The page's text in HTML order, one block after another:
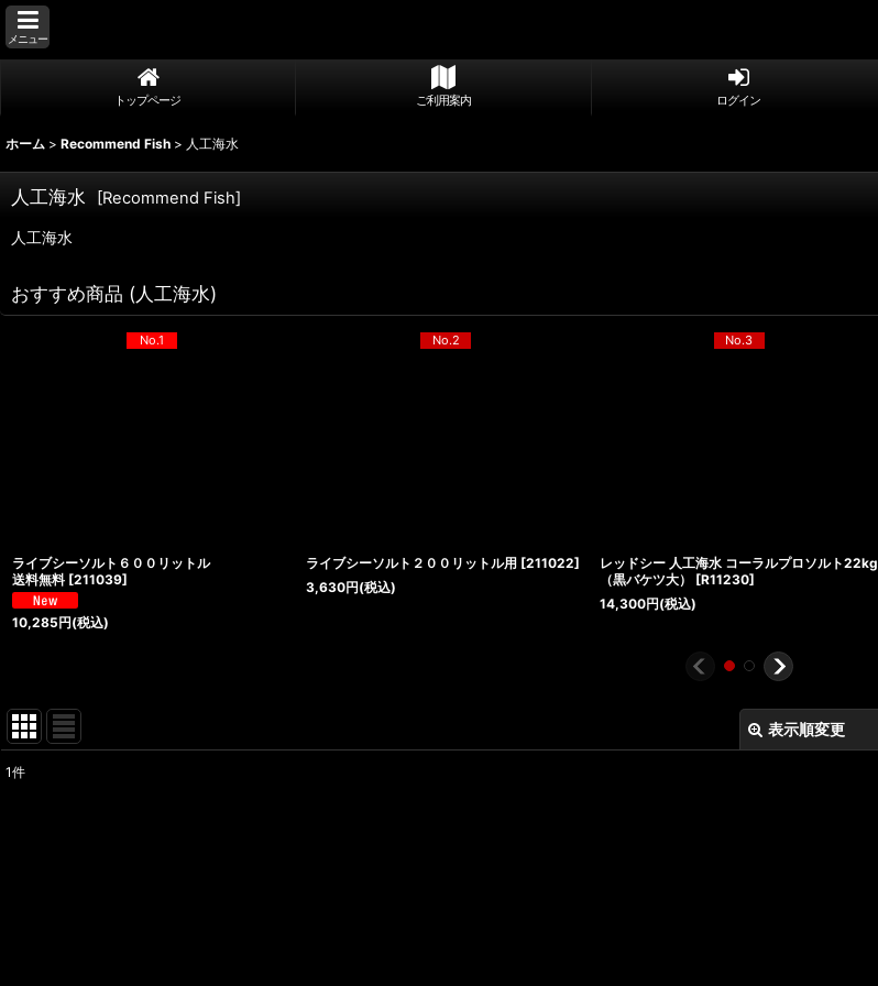
メニュー
トップページ ご利用案内 ログイン
ホーム > Recommend Fish > 人工海水
人工海水 [Recommend Fish]
人工海水
おすすめ商品 (人工海水)
No.1
ライブシーソルト６００リットル
送料無料 [211039]
10,285円(税込)
No.2
ライブシーソルト２００リットル用 [211022]
3,630円(税込)
No.3
レッドシー 人工海水 コーラルプロソルト22kg
（黒バケツ大）
[R11230]
14,300円(税込)
表示順変更
1件